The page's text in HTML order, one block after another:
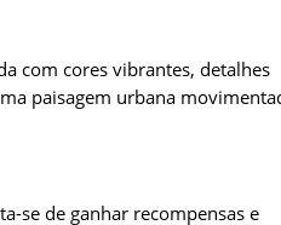
com cores vibrantes, detalhes
paisagem urbana
se de ganhar recompensas e